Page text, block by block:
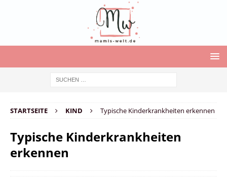
STARTSEITE KIND Typische Kinderkrankheiten erkennen
Typische Kinderkrankheiten
erkennen